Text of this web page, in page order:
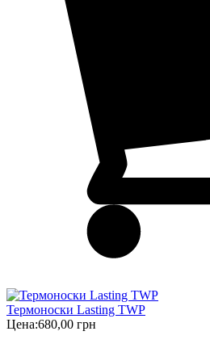
Термоноски Lasting TWP
Цена:680,00 грн